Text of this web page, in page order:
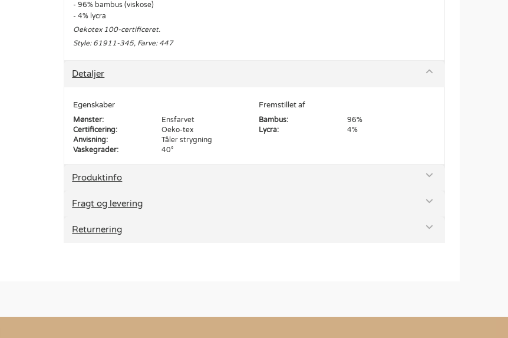
- 96% bambus (viskose)
- 4% lycra
Oekotex 100-certificeret.
Style: 61911-345, Farve: 447
Detaljer
Egenskaber
Mønster:
Ensfarvet
Certificering:
Oeko-tex
Anvisning:
Tåler strygning
Vaskegrader:
40°
Fremstillet af
Bambus:
96%
Lycra:
4%
Produktinfo
Fragt og levering
Returnering